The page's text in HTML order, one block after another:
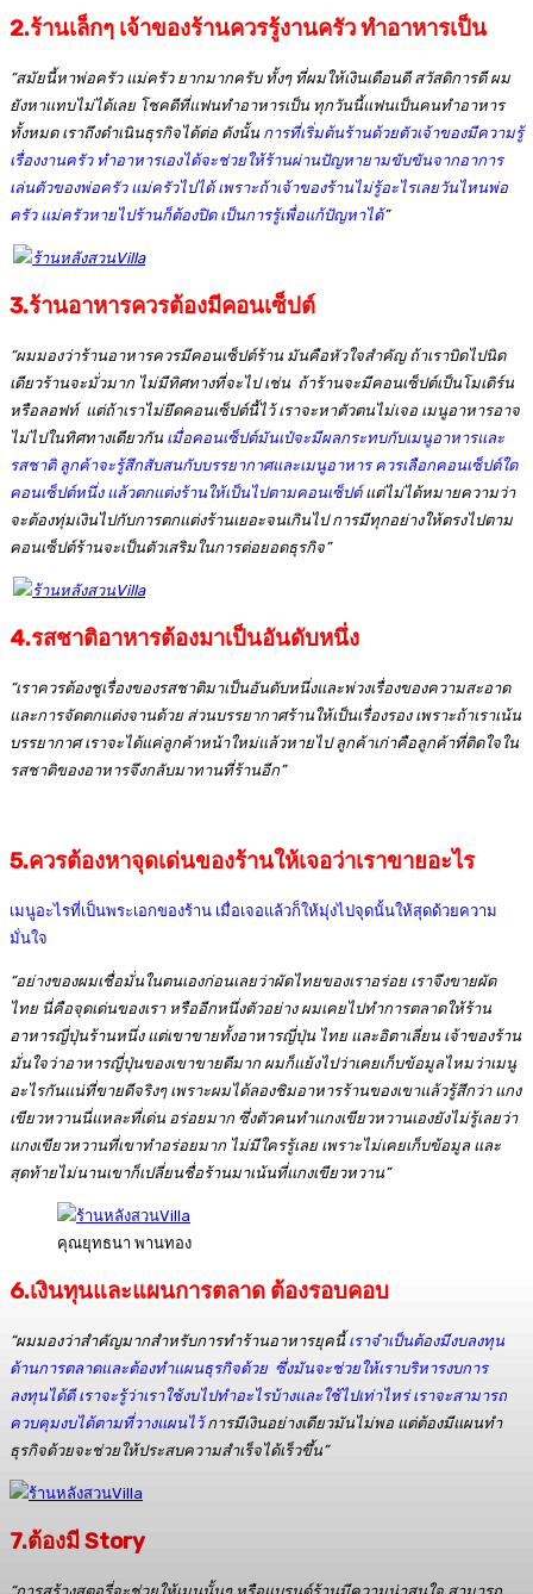
2.ร้านเล็กๆ เจ้าของร้านควรรู้งานครัว ทำอาหารเป็น
“สมัยนี้หาพ่อครัว แม่ครัว ยากมากครับ ทั้งๆ ที่ผมให้เงินเดือนดี สวัสดิการดี ผม
ยังหาแทบไม่ได้เลย โชคดีที่แฟนทำอาหารเป็น ทุกวันนี้แฟนเป็นคนทำอาหาร
ทั้งหมด เราถึงดำเนินธุรกิจได้ต่อ ดังนั้น การที่เริ่มต้นร้านด้วยตัวเจ้าของมีความรู้
เรื่องงานครัว ทำอาหารเองได้จะช่วยให้ร้านผ่านปัญหายามขับขันจากอาการ
เล่นตัวของพ่อครัว แม่ครัวไปได้ เพราะถ้าเจ้าของร้านไม่รู้อะไรเลยวันไหนพ่อ
ครัว แม่ครัวหายไปร้านก็ต้องปิด เป็นการรู้เพื่อแก้ปัญหาได้”
3.ร้านอาหารควรต้องมีคอนเซ็ปต์
“ผมมองว่าร้านอาหารควรมีคอนเซ็ปต์ร้าน มันคือหัวใจสำคัญ ถ้าเราบิดไปนิด
เดียวร้านจะมั่วมาก ไม่มีทิศทางที่จะไป เช่น ถ้าร้านจะมีคอนเซ็ปต์เป็นโมเดิร์น
หรือลอฟท์ แต่ถ้าเราไม่ยึดคอนเซ็ปต์นี้ไว้ เราจะหาตัวตนไม่เจอ เมนูอาหารอาจ
ไม่ไปในทิศทางเดียวกัน เมื่อคอนเซ็ปต์มันเป๋จะมีผลกระทบกับเมนูอาหารและ
รสชาติ ลูกค้าจะรู้สึกสับสนกับบรรยากาศและเมนูอาหาร ควรเลือกคอนเซ็ปต์ใด
คอนเซ็ปต์หนึ่ง แล้วตกแต่งร้านให้เป็นไปตามคอนเซ็ปต์แต่ไม่ได้หมายความว่า
จะต้องทุ่มเงินไปกับการตกแต่งร้านเยอะจนเกินไป การมีทุกอย่างให้ตรงไปตาม
คอนเซ็ปต์ร้านจะเป็นตัวเสริมในการต่อยอดธุรกิจ”
4.รสชาติอาหารต้องมาเป็นอันดับหนึ่ง
“เราควรต้องชูเรื่องของรสชาติมาเป็นอันดับหนึ่งและพ่วงเรื่องของความสะอาด
และการจัดตกแต่งจานด้วย ส่วนบรรยากาศร้านให้เป็นเรื่องรอง เพราะถ้าเราเน้น
บรรยากาศ เราจะได้แค่ลูกค้าหน้าใหม่แล้วหายไป ลูกค้าเก่าคือลูกค้าที่ติดใจใน
รสชาติของอาหารจึงกลับมาทานที่ร้านอีก”
5.ควรต้องหาจุดเด่นของร้านให้เจอว่าเราขายอะไร
เมนูอะไรที่เป็นพระเอกของร้าน เมื่อเจอแล้วก็ให้มุ่งไปจุดนั้นให้สุดด้วยความ
มั่นใจ
“อย่างของผมเชื่อมั่นในตนเองก่อนเลยว่าผัดไทยของเราอร่อย เราจึงขายผัด
ไทย นี่คือจุดเด่นของเรา หรืออีกหนึ่งตัวอย่าง ผมเคยไปทำการตลาดให้ร้าน
อาหารญี่ปุ่นร้านหนึ่ง แต่เขาขายทั้งอาหารญี่ปุ่น ไทย และอิตาเลี่ยน เจ้าของร้าน
มั่นใจว่าอาหารญี่ปุ่นของเขาขายดีมาก ผมก็แย้งไปว่าเคยเก็บข้อมูลไหมว่าเมนู
อะไรกันแน่ที่ขายดีจริงๆ เพราะผมได้ลองชิมอาหารร้านของเขาแล้วรู้สึกว่า แกง
เขียวหวานนี่แหละที่เด่น อร่อยมาก ซึ่งตัวคนทำแกงเขียวหวานเองยังไม่รู้เลยว่า
แกงเขียวหวานที่เขาทำอร่อยมาก ไม่มีใครรู้เลย เพราะไม่เคยเก็บข้อมูล และ
สุดท้ายไม่นานเขาก็เปลี่ยนชื่อร้านมาเน้นที่แกงเขียวหวาน”
คุณยุทธนา พานทอง
6.เงินทุนและแผนการตลาด ต้องรอบคอบ
“ผมมองว่าสำคัญมากสำหรับการทำร้านอาหารยุคนี้ เราจำเป็นต้องมีงบลงทุน
ด้านการตลาดและต้องทำแผนธุรกิจด้วย ซึ่งมันจะช่วยให้เราบริหารงบการ
ลงทุนได้ดี เราจะรู้ว่าเราใช้งบไปทำอะไรบ้างและใช้ไปเท่าไหร่ เราจะสามารถ
ควบคุมงบได้ตามที่วางแผนไว้การมีเงินอย่างเดียวมันไม่พอ แต่ต้องมีแผนทำ
ธุรกิจด้วยจะช่วยให้ประสบความสำเร็จได้เร็วขึ้น”
7.ต้องมี Story